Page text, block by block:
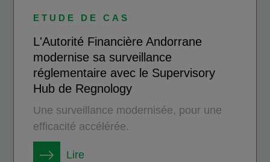
ETUDE DE CAS
L'Autorité Financière Andorrane
modernise sa surveillance
réglementaire avec le Supervisory
Hub de Regnology
Une surveillance modernisée, pour une
efficacité accélérée.
Lire